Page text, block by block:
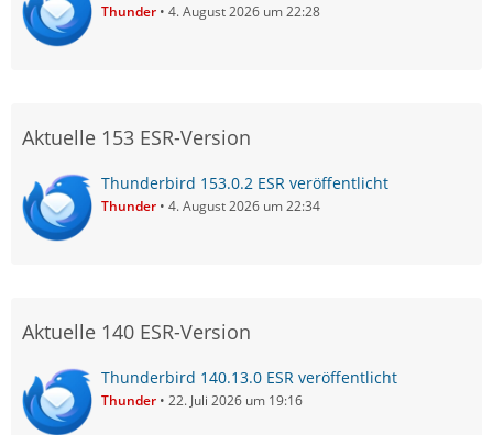
Thunder 4. August 2026 um 22:28
Aktuelle 153 ESR-Version
Thunderbird 153.0.2 ESR veröffentlicht
Thunder 4. August 2026 um 22:34
Aktuelle 140 ESR-Version
Thunderbird 140.13.0 ESR veröffentlicht
Thunder 22. Juli 2026 um 19:16